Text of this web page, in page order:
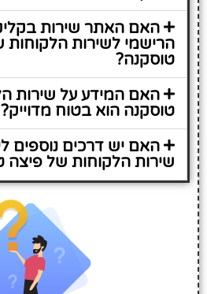
האם האתר שירות
הרישמי לשירות הלקוחות
טוסקנה?
האם המידע על שירות
טוסקנה הוא בטוח מדוייק?
האם יש דרכים נוספים
שירות הלקוחות של פיצה